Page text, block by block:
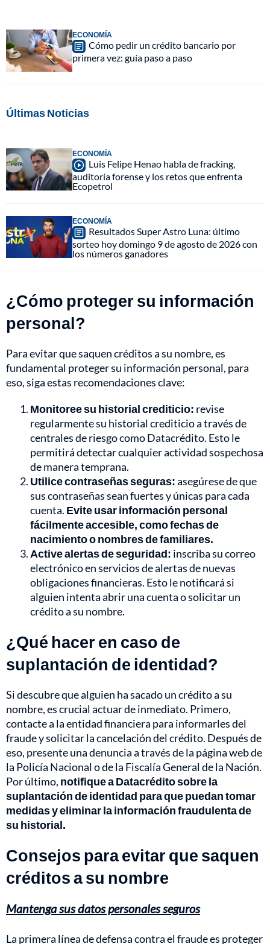
ECONOMÍA
Cómo pedir un crédito bancario por
primera vez: guía paso a paso
Últimas Noticias
ECONOMÍA
Luis Felipe Henao habla de fracking,
auditoría forense y los retos que enfrenta
Ecopetrol
ECONOMÍA
Resultados Super Astro Luna: último
sorteo hoy domingo 9 de agosto de 2026 con
los números ganadores
¿Cómo proteger su información
personal?
Para evitar que saquen créditos a su nombre, es
fundamental proteger su información personal, para
eso, siga estas recomendaciones clave:
Monitoree su historial crediticio: revise
regularmente su historial crediticio a través de
centrales de riesgo como Datacrédito. Esto le
permitirá detectar cualquier actividad sospechosa
de manera temprana.
Utilice contraseñas seguras:asegúrese de que
sus contraseñas sean fuertes y únicas para cada
cuenta. Evite usar información personal
fácilmente accesible, como fechas de
nacimiento o nombres de familiares.
Active alertas de seguridad: inscriba su correo
electrónico en servicios de alertas de nuevas
obligaciones financieras. Esto le notificará si
alguien intenta abrir una cuenta o solicitar un
crédito a su nombre.
¿Qué hacer en caso de
suplantación de identidad?
Si descubre que alguien ha sacado un crédito a su
nombre, es crucial actuar de inmediato. Primero,
contacte a la entidad financiera para informarles del
fraude y solicitar la cancelación del crédito. Después de
eso, presente una denuncia a través de la página web de
la Policía Nacional o de la Fiscalía General de la Nación.
Por último, notifique a Datacrédito sobre la
suplantación de identidad para que puedan tomar
medidas y eliminar la información fraudulenta de
su historial.
Consejos para evitar que saquen
créditos a su nombre
Mantenga sus datos personales seguros
La primera línea de defensa contra el fraude es proteger